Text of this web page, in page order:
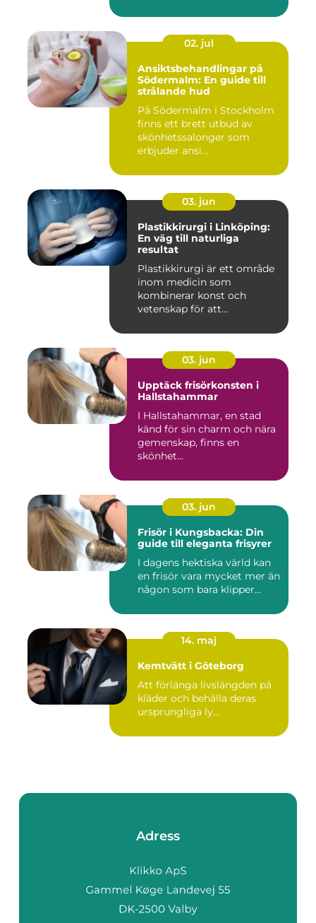
02. jul
Ansiktsbehandlingar på
Södermalm: En guide till
strålande hud
På Södermalm i Stockholm
finns ett brett utbud av
skönhetssalonger som
erbjuder ansi...
03. jun
Plastikkirurgi i Linköping:
En väg till naturliga
resultat
Plastikkirurgi är ett område
inom medicin som
kombinerar konst och
vetenskap för att...
03. jun
Upptäck frisörkonsten i
Hallstahammar
I Hallstahammar, en stad
känd för sin charm och nära
gemenskap, finns en
skönhet...
03. jun
Frisör i Kungsbacka: Din
guide till eleganta frisyrer
I dagens hektiska värld kan
en frisör vara mycket mer än
någon som bara klipper...
14. maj
Kemtvätt i Göteborg
Att förlänga livslängden på
kläder och behålla deras
ursprungliga ly...
Adress